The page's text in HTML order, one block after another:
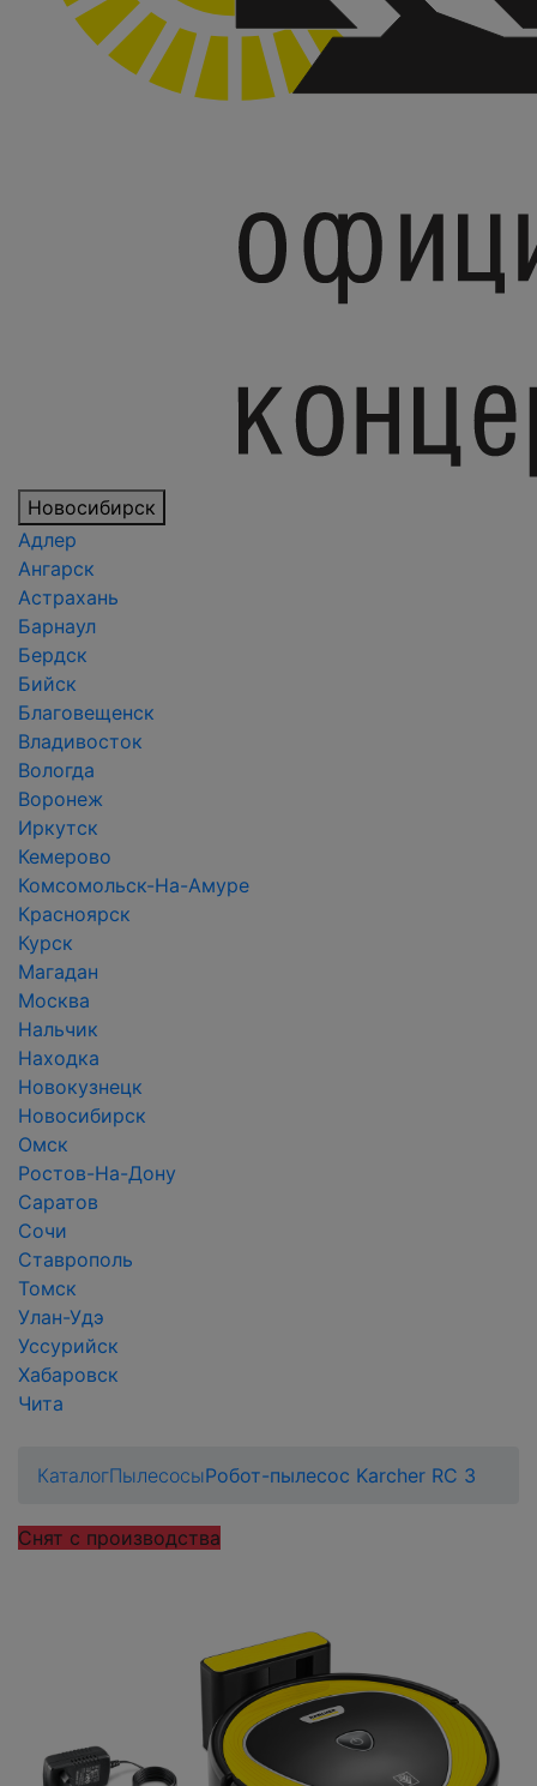
Новосибирск
Адлер
Ангарск
Астрахань
Барнаул
Бердск
Бийск
Благовещенск
Владивосток
Вологда
Воронеж
Иркутск
Кемерово
Комсомольск-На-Амуре
Красноярск
Курск
Магадан
Москва
Нальчик
Находка
Новокузнецк
Новосибирск
Омск
Ростов-На-Дону
Саратов
Сочи
Ставрополь
Томск
Улан-Удэ
Уссурийск
Хабаровск
Чита
КаталогПылесосыРобот-пылесос Karcher RC 3
Снят с производства